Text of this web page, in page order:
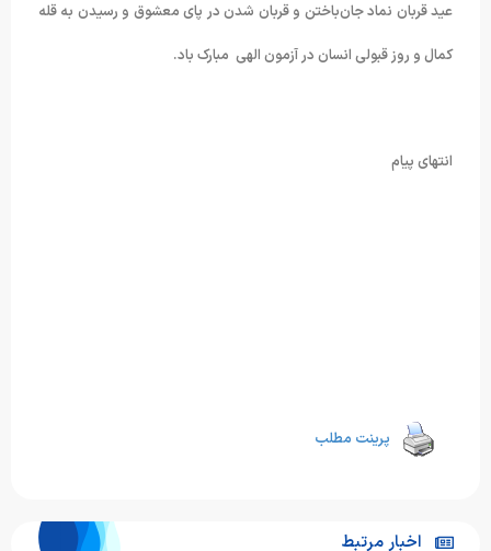
عید قربان نماد جان‌باختن و قربان شدن در پای معشوق و رسیدن به قله
کمال و روز قبولی انسان در آزمون الهی مبارک باد.
انتهای پیام
پرینت مطلب
اخبار مرتبط